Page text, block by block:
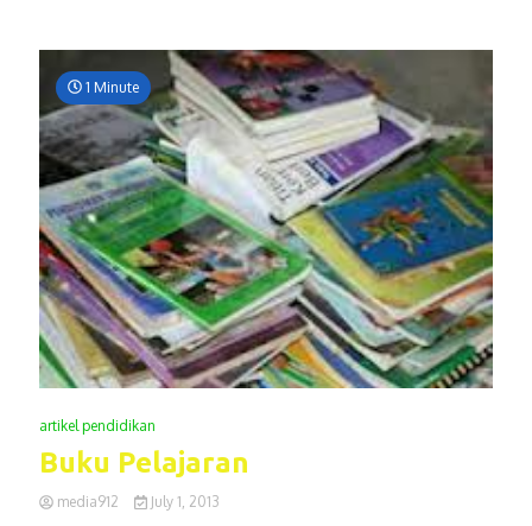
1 Minute
artikel pendidikan
Buku Pelajaran
media912 July 1, 2013